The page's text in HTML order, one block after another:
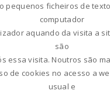
pequenos ficheiros de
computador
aquando da visita a
são
essa visita. Noutros são
de cookies no acesso a
usual e